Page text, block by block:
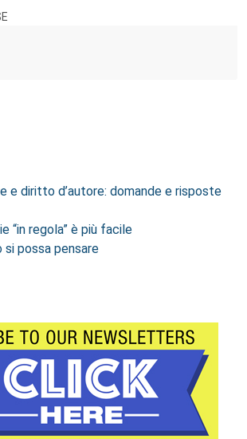
e diritto d’autore: domande e risposte
“in regola” è più facile
si possa pensare